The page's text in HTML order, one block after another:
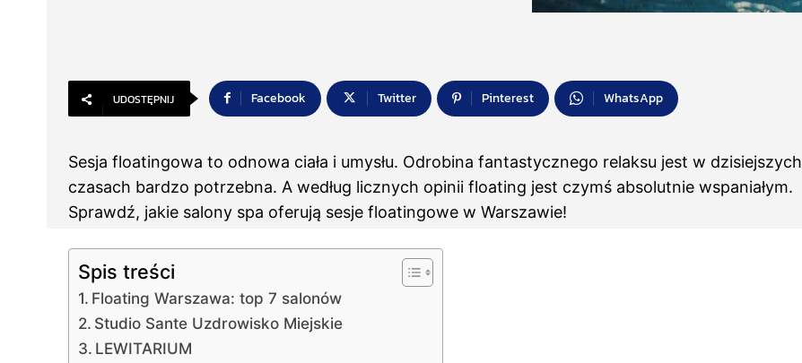
UDOSTĘPNIJ Facebook Twitter Pinterest WhatsApp
Sesja floatingowa to odnowa ciała i umysłu. Odrobina fantastycznego relaksu jest w dzisiejszych
czasach bardzo potrzebna. A według licznych opinii floating jest czymś absolutnie wspaniałym.
Sprawdź, jakie salony spa oferują sesje floatingowe w Warszawie!
Spis treści
Floating Warszawa: top 7 salonów
Studio Sante Uzdrowisko Miejskie
LEWITARIUM